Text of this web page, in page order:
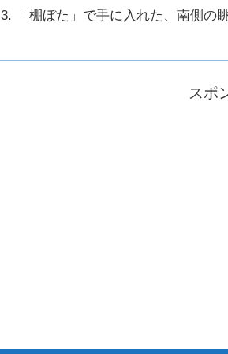
3. 「棚ぼた」で手に入れた、南側の
スポ